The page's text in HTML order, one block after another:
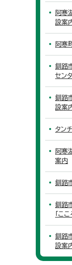
阿寒
設案
阿寒
釧路
セン
釧路
設案
タン
阿寒
案内
釧路
釧路
「こ
釧路
設案